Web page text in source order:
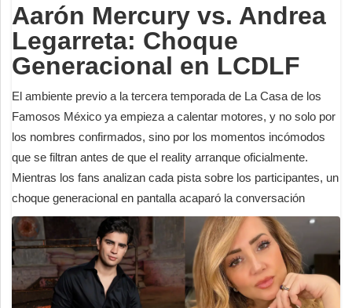
Aarón Mercury vs. Andrea
Legarreta: Choque
Generacional en LCDLF
El ambiente previo a la tercera temporada de La Casa de los
Famosos México ya empieza a calentar motores, y no solo por
los nombres confirmados, sino por los momentos incómodos
que se filtran antes de que el reality arranque oficialmente.
Mientras los fans analizan cada pista sobre los participantes, un
choque generacional en pantalla acaparó la conversación